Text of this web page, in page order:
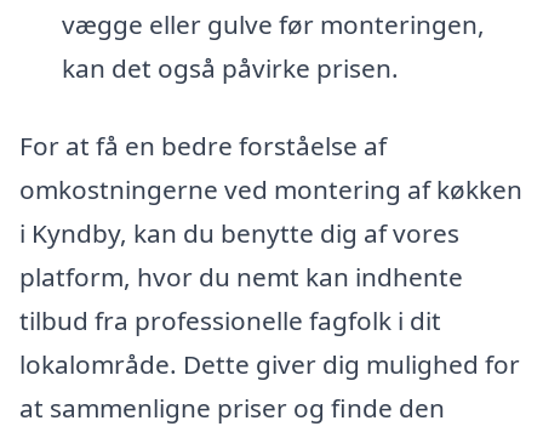
vægge eller gulve før monteringen,
kan det også påvirke prisen.
For at få en bedre forståelse af
omkostningerne ved montering af køkken
i Kyndby, kan du benytte dig af vores
platform, hvor du nemt kan indhente
tilbud fra professionelle fagfolk i dit
lokalområde. Dette giver dig mulighed for
at sammenligne priser og finde den